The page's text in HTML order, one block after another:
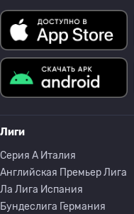
Лиги
Серия A Италия
Английская Премьер Лига
Ла Лига Испания
Бундеслига Германия